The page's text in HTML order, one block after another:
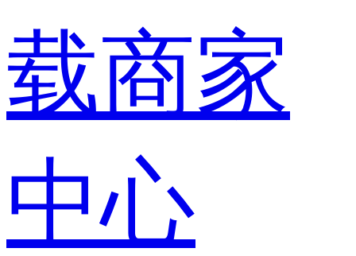
载商家
中心